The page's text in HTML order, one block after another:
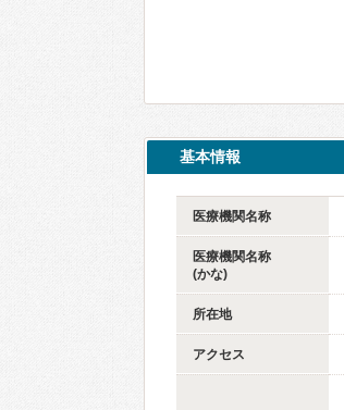
基本情報
医療機関名称
医療機関名称
(かな)
所在地
アクセス